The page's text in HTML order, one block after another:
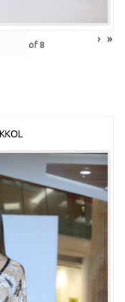
of 8 › »